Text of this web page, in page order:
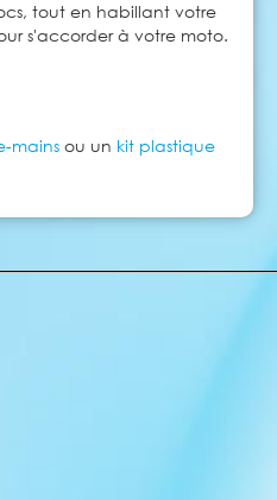
tout en habillant votre
s'accorder à votre moto.
mains ou un kit plastique